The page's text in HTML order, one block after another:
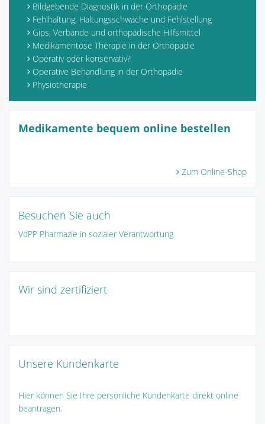
Bildgebende Diagnostik in der Orthopädie
Fehlhaltung, Haltungsschwäche und Fehlstellung
Gips, Verbände und orthopädische Hilfsmittel
Medikamentöse Therapie in der Orthopädie
Operativ oder konservativ?
Operative Behandlung in der Orthopädie
Physiotherapie
Medikamente bequem online bestellen
Zum Online-Shop
Besuchen Sie auch
VdPP Pharmazie in sozialer Verantwortung
Wir sind zertifiziert
Unsere Kundenkarte
Hier können Sie Ihre persönliche Kundenkarte direkt online
beantragen.